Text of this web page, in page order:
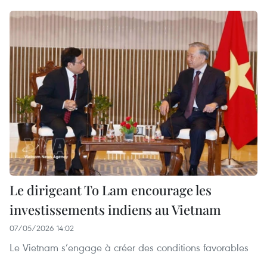
Le dirigeant To Lam encourage les
investissements indiens au Vietnam
07/05/2026 14:02
Le Vietnam s’engage à créer des conditions favorables